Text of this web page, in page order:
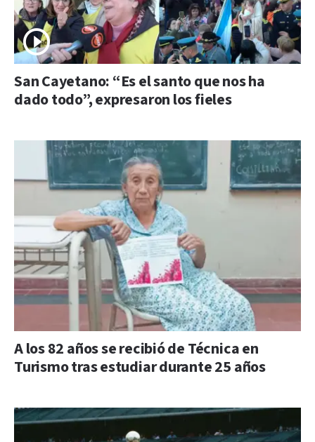
San Cayetano: “Es el santo que nos ha
dado todo”, expresaron los fieles
A los 82 años se recibió de Técnica en
Turismo tras estudiar durante 25 años